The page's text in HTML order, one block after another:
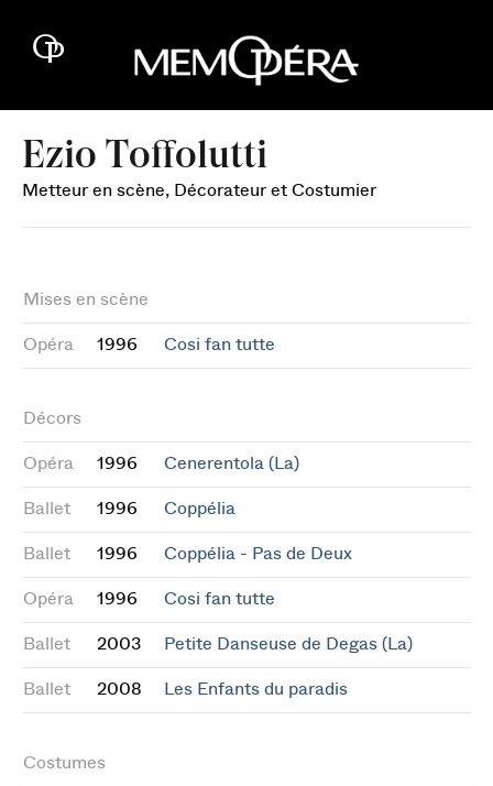
Ezio Toffolutti
Metteur en scène, Décorateur et Costumier
Mises en scène
Opéra 1996 Cosi fan tutte
Décors
Opéra 1996 Cenerentola (La)
Ballet 1996 Coppélia
Ballet 1996 Coppélia - Pas de Deux
Opéra 1996 Cosi fan tutte
Ballet 2003 Petite Danseuse de Degas (La)
Ballet 2008 Les Enfants du paradis
Costumes